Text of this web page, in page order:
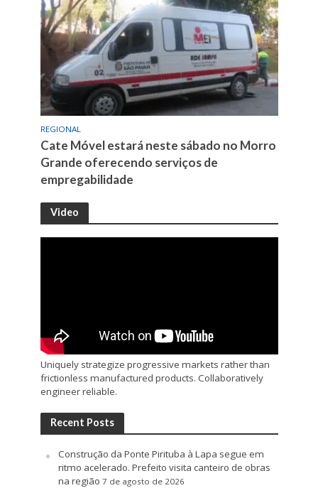
REGIONAL
Cate Móvel estará neste sábado no Morro
Grande oferecendo serviços de
empregabilidade
Video
Uniquely strategize progressive markets rather than
frictionless manufactured products. Collaboratively
engineer reliable.
Recent Posts
Construção da Ponte Pirituba à Lapa segue em
ritmo acelerado. Prefeito visita canteiro de obras
na região 7 de agosto de 2026